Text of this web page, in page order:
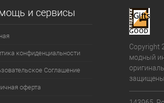
и сервисы
конфиденциальности
Соглашение
оферта
Copyright
модный